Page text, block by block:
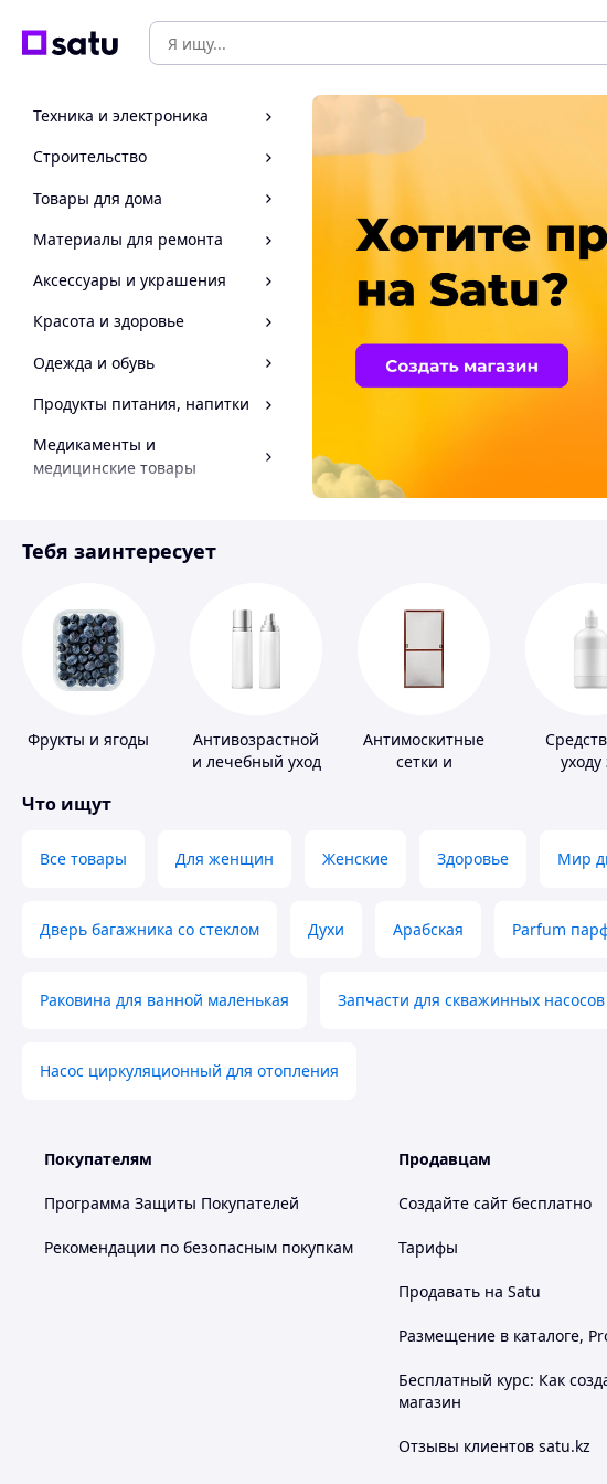
Техника и электроника
Строительство
Товары для дома
Материалы для ремонта
Аксессуары и украшения
Красота и здоровье
Одежда и обувь
Продукты питания, напитки
Медикаменты и
медицинские товары
Инструмент
Тебя заинтересует
Фрукты и ягоды
Антивозрастной
и лечебный уход
Антимоскитные
сетки и
уходу
Что ищут
Все товары Для женщин Женские Здоровье Мир
Дверь багажника со стеклом Духи Арабская Parfum
Раковина для ванной маленькая Запчасти для скважинных насосов
Насос циркуляционный для отопления
Покупателям
Программа Защиты Покупателей
Рекомендации по безопасным покупкам
Продавцам
Создайте сайт бесплатно
Тарифы
Продавать на Satu
Размещение в каталоге,
Бесплатный курс: Как
магазин
Отзывы клиентов satu.kz